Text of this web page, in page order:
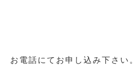
お電話にてお申し込み下さい。